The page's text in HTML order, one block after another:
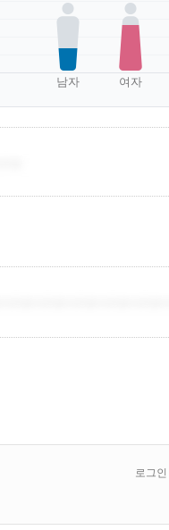
남자 여자